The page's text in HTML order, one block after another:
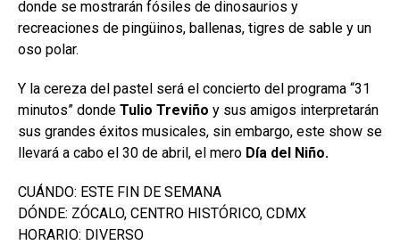
donde se mostrarán fósiles de dinosaurios y
recreaciones de pingüinos, ballenas, tigres de sable y un
oso polar.
Y la cereza del pastel será el concierto del programa “31
minutos” donde Tulio Treviño y sus amigos interpretarán
sus grandes éxitos musicales, sin embargo, este show se
llevará a cabo el 30 de abril, el mero Día del Niño.
CUÁNDO: ESTE FIN DE SEMANA
DÓNDE: ZÓCALO, CENTRO HISTÓRICO, CDMX
HORARIO: DIVERSO